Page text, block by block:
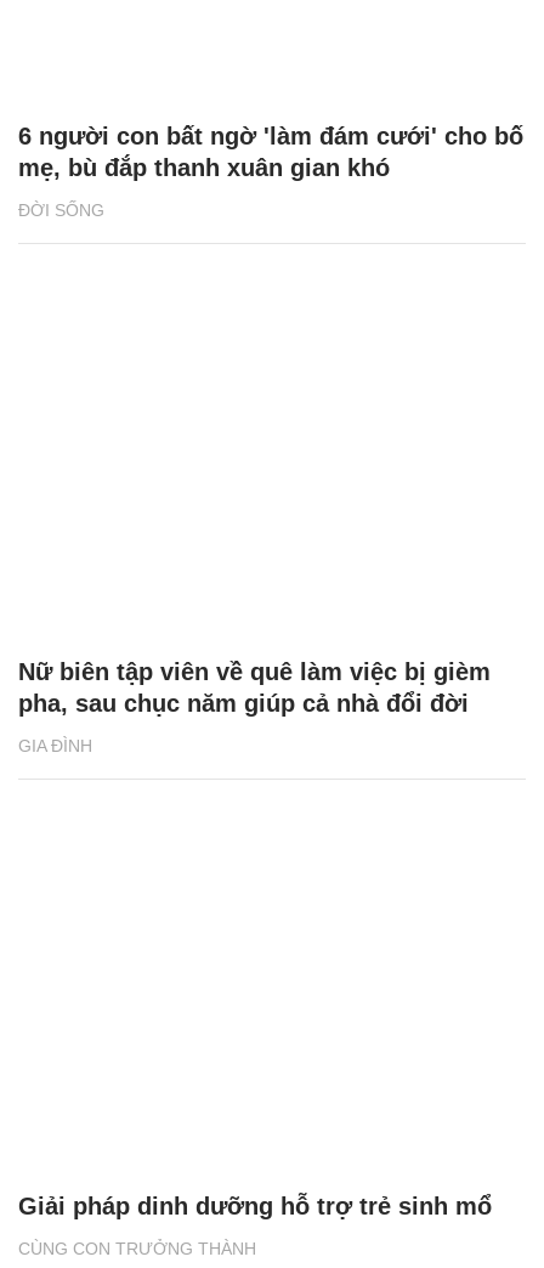
ĐỜI SỐNG
6 người con bất ngờ 'làm đám cưới' cho bố
mẹ, bù đắp thanh xuân gian khó
GIA ĐÌNH
Nữ biên tập viên về quê làm việc bị gièm
pha, sau chục năm giúp cả nhà đổi đời
CÙNG CON TRƯỞNG THÀNH
Giải pháp dinh dưỡng hỗ trợ trẻ sinh mổ